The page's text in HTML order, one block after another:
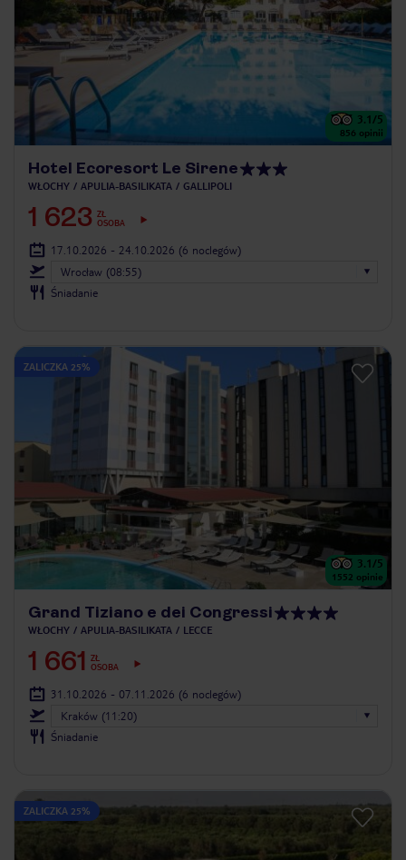
3.1/5
856 opinii
Hotel Ecoresort Le Sirene
WŁOCHY APULIA-BASILIKATA GALLIPOLI
1 623 ZŁ
OSOBA
17.10.2026 - 24.10.2026 (6 noclegów)
Wrocław (08:55)
Śniadanie
ZALICZKA 25%
3.1/5
1552 opinie
Grand Tiziano e dei Congressi
WŁOCHY APULIA-BASILIKATA LECCE
1 661
ZŁ
OSOBA
31.10.2026 - 07.11.2026 (6 noclegów)
Kraków (11:20)
Śniadanie
ZALICZKA 25%